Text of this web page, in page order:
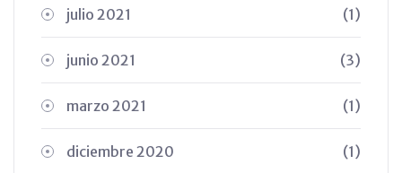
julio 2021 (1)
junio 2021 (3)
marzo 2021 (1)
diciembre 2020 (1)